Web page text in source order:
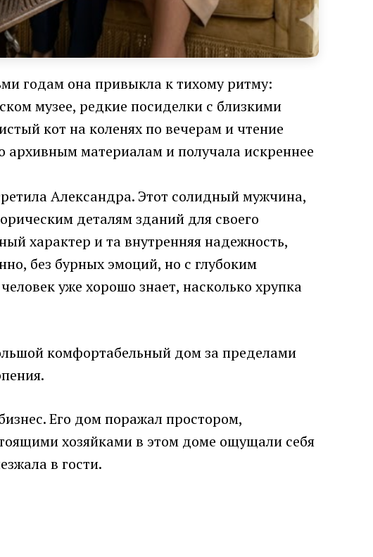
годам она привыкла к тихому ритму:
музее, редкие посиделки с близкими
кот на коленях по вечерам и чтение
архивным материалам и получала искреннее
Александра. Этот солидный мужчина,
деталям зданий для своего
характер и та внутренняя надежность,
без бурных эмоций, но с глубоким
уже хорошо знает, насколько хрупка
комфортабельный дом за пределами
Его дом поражал простором,
хозяйками в этом доме ощущали себя
в гости.